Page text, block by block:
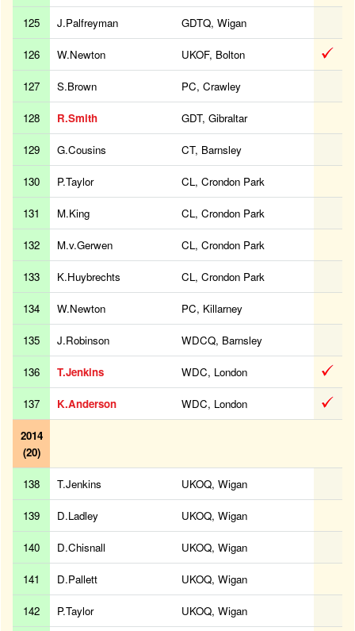
125 J.Palfreyman GDTQ, Wigan
126 W.Newton UKOF, Bolton
127 S.Brown PC, Crawley
128 R.Smith GDT, Gibraltar
129 G.Cousins CT, Barnsley
130 P.Taylor CL, Crondon Park
131 M.King CL, Crondon Park
132 M.v.Gerwen CL, Crondon Park
133 K.Huybrechts CL, Crondon Park
134 W.Newton PC, Killarney
135 J.Robinson WDCQ, Barnsley
136 T.Jenkins WDC, London
137 K.Anderson WDC, London
2014
(20)
138 T.Jenkins UKOQ, Wigan
139 D.Ladley UKOQ, Wigan
140 D.Chisnall UKOQ, Wigan
141 D.Pallett UKOQ, Wigan
142 P.Taylor UKOQ, Wigan